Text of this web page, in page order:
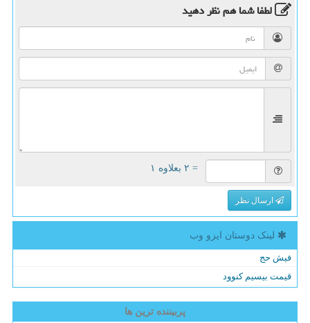
لطفا شما همنظر دهید
= ۲ بعلاوه ۱
ارسال نظر
لینک دوستان ایزو وب
فیش حج
قیمت بیسیم کنوود
پربیننده ترین ها